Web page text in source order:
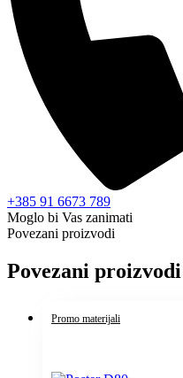
+385 91 6673 789
Moglo bi Vas zanimati
Povezani proizvodi
Povezani proizvodi
Promo materijali